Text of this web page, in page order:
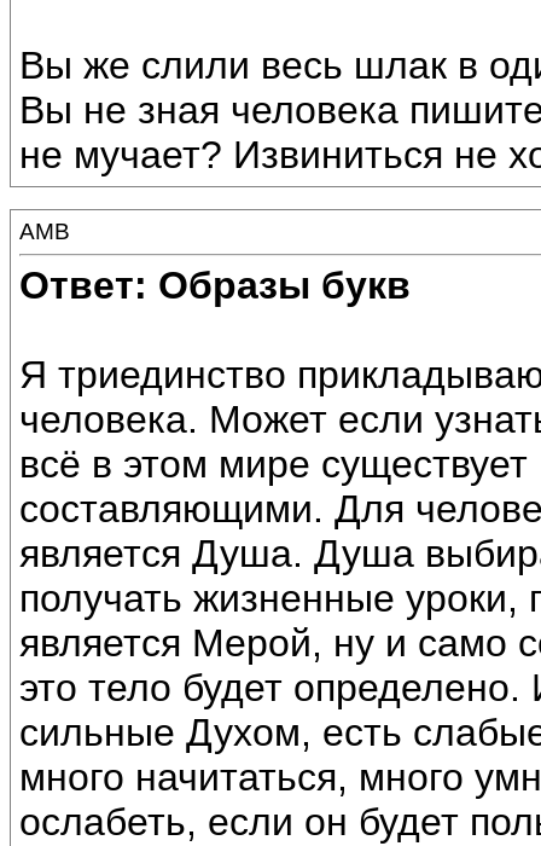
Вы же слили весь шлак в
Вы не зная человека
не мучает? Извиниться не
АМВ
Ответ: Образы букв
Я триединство
человека. Может если
всё в этом мире
составляющими. Для
является Душа. Душа
получать жизненные уроки,
является Мерой, ну и само
это тело будет
сильные Духом, есть
много начитаться, много
ослабеть, если он будет